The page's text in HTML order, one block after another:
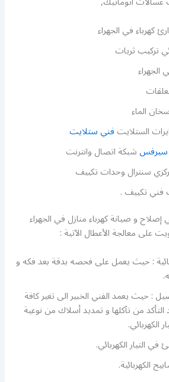
في الجهراء
تركيب ثريات
الماء
الستلايتفني ستلايت
شبكة اتصال وانترنت
سنترال وحدات تكييف
فني تكييف .
و صيانة كهرباء منازل في الجهراء
على معالجة الأعطال الآتية :
: حيث يعمل على فحصه بدقة بعد فكه و
: حيث يعمد الفني الخبير الى تغير كافة
التأكد من تآكلها و تمديد أسلاك من نوعية
الكهربائي.
في التيار الكهربائي.
الكهربائية.